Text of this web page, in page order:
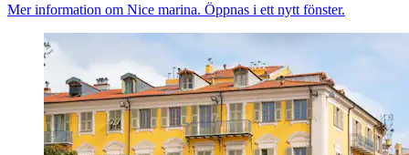
Mer information om Nice marina. Öppnas i ett nytt fönster.